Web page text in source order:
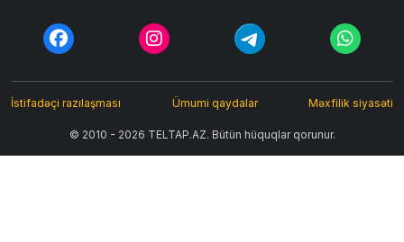
© 2010 - 2026 TELTAP.AZ. Bütün hüquqlar qorunur.
İstifadəçi razılaşması Ümumi qaydalar Məxfilik siyasəti